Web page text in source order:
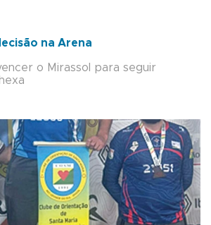
na Arena
o Mirassol para seguir